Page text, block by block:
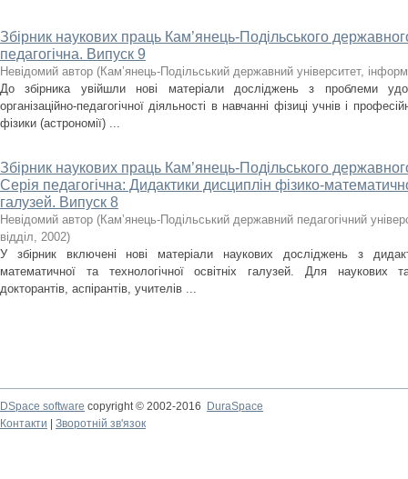
Збірник наукових праць Кам’янець-Подільського
педагогічна. Випуск 9
Невідомий автор (Кам’янець-Подільський державний університет,
До збірника увійшли нові матеріали досліджень з проблеми
організаційно-педагогічної діяльності в навчанні фізиці учнів і
фізики (астрономії) ...
Збірник наукових праць Кам’янець-Подільського
Серія педагогічна: Дидактики дисциплін фізико-
галузей. Випуск 8
Невідомий автор (Кам’янець-Подільський державний педагогічний
відділ, 2002)
У збірник включені нові матеріали наукових досліджень з
математичної та технологічної освітніх галузей. Для наукових та
докторантів, аспірантів, учителів ...
DSpace software copyright © 2002-2016
DuraSpace
Контакти
Зворотній зв'язок